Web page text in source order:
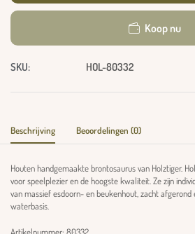
Koop nu
SKU: HOL-80332
Beschrijving Beoordelingen (0)
Houten handgemaakte brontosaurus van Holztiger.
voor speelplezier en de hoogste kwaliteit. Ze zijn
van massief esdoorn- en beukenhout, zacht
waterbasis.
Artikelnummer: 80332